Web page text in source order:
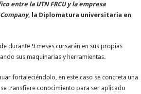
entre la UTN FRCU y la empresa
, la Diplomatura universitaria en
durante 9 meses cursarán en sus propias
sus maquinarias y herramientas.
fortaleciéndolo, en este caso se concreta una
transfiere conocimiento para ser aplicado